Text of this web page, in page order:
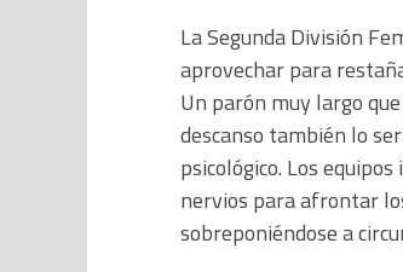
La Segunda División
aprovechar para
Un parón muy largo
descanso también lo
psicológico. Los
nervios para afrontar
sobreponiéndose a